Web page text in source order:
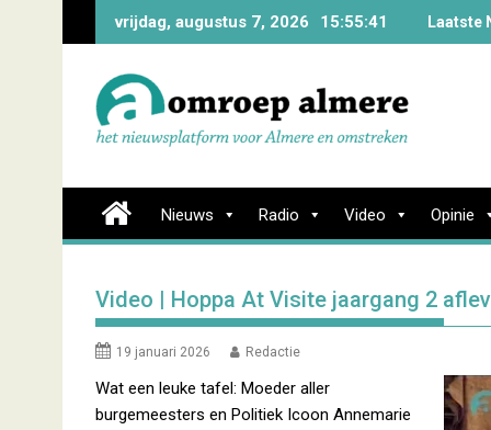
vrijdag, augustus 7, 2026 15:55:42 Laatste
Nieuws Radio Video Opinie
Video | Hoppa At Visite jaargang 2
19 januari 2026 Redactie
Wat een leuke tafel: Moeder aller
burgemeesters en Politiek Icoon Annemarie